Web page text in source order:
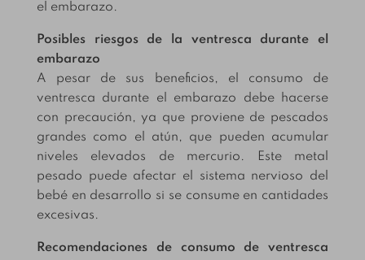
el embarazo.
Posibles riesgos de la ventresca durante el
embarazo
A pesar de sus beneficios, el consumo de
ventresca durante el embarazo debe hacerse
con precaución, ya que proviene de pescados
grandes como el atún, que pueden acumular
niveles elevados de mercurio. Este metal
pesado puede afectar el sistema nervioso del
bebé en desarrollo si se consume en cantidades
excesivas.
Recomendaciones de consumo de ventresca